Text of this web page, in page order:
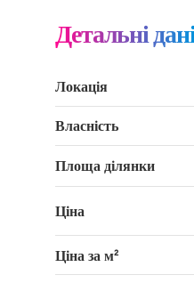
Детальні
Локація
Власність
Площа ділянки
Ціна
Ціна за м²